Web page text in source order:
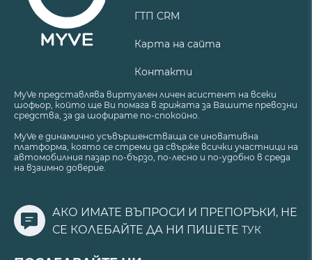
ГТП CRM
Карта на сайта
Контакти
MyVe представлява виртуален личен асистент на всеки
шофьор, който ще Ви помага в грижата за Вашите превозни
средства, за да шофирате по-спокойно.
MyVe е динамично усъвършенстваща се иновативна
платформа, която се стреми да свърже всички участници на
автомобилния пазар по-бързо, по-лесно и по-удобно в среда
на взаимно доверие.
АКО ИМАТЕ ВЪПРОСИ И ПРЕПОРЪКИ, НЕ
СЕ КОЛЕБАЙТЕ ДА НИ ПИШЕТЕ ТУК